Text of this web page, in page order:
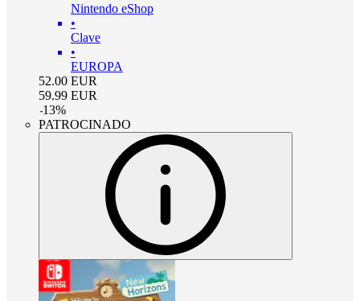
Nintendo eShop
•
Clave
•
EUROPA
52.00 EUR
59.99 EUR
-13%
PATROCINADO